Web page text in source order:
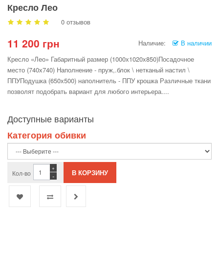
Кресло Лео
0 отзывов
11 200 грн Наличие:
В наличии
Кресло «Лео» Габаритный размер (1000х1020х850)Посадочное
место (740х740) Наполнение - пруж,.блок \ нетканый настил \
ППУПодушка (650х500) наполнитель - ППУ крошка Различные ткани
позволят подобрать вариант для любого интерьера....
Доступные варианты
Категория обивки
Кол-во -
+